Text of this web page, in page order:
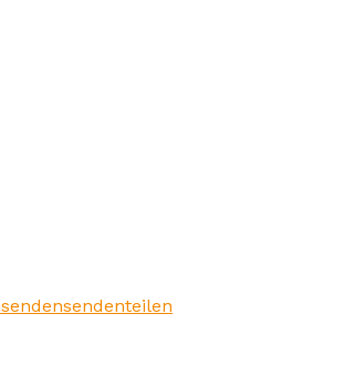
sendensendenteilen